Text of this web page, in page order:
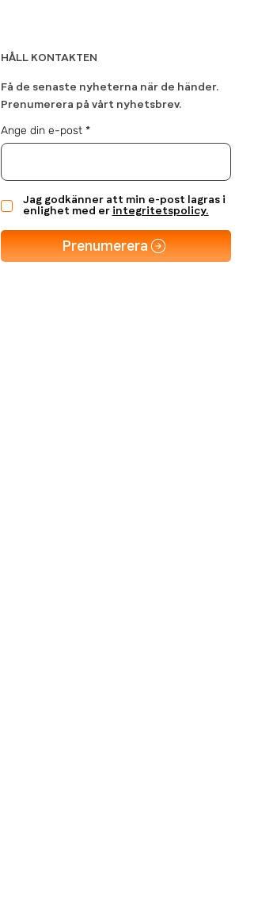
HÅLL KONTAKTEN
Få de senaste nyheterna när de händer.
Prenumerera på vårt nyhetsbrev.
Ange din e-post
Jag godkänner att min e-post lagras i
enlighet med er integritetspolicy.
Prenumerera